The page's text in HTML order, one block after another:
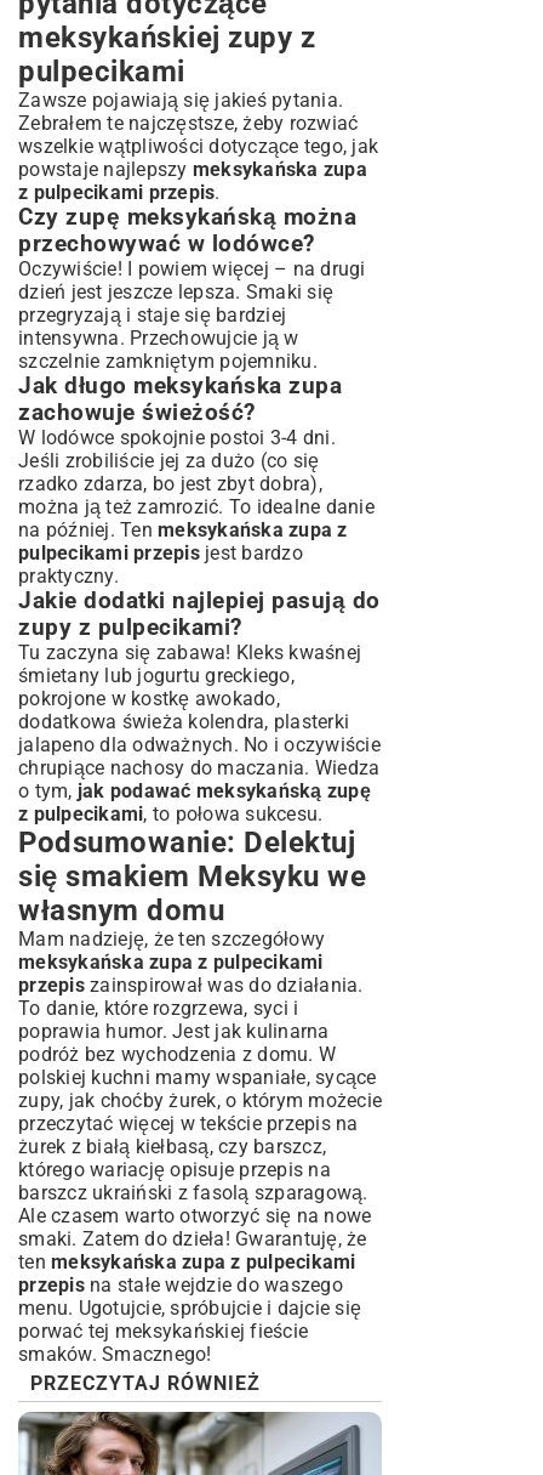
meksykańskiej zupy z
pulpecikami
Zawsze pojawiają się jakieś pytania.
Zebrałem te najczęstsze, żeby rozwiać
wszelkie wątpliwości dotyczące tego, jak
powstaje najlepszy meksykańska zupa
z pulpecikami przepis.
Czy zupę meksykańską można
przechowywać w lodówce?
Oczywiście! I powiem więcej – na drugi
dzień jest jeszcze lepsza. Smaki się
przegryzają i staje się bardziej
intensywna. Przechowujcie ją w
szczelnie zamkniętym pojemniku.
Jak długo meksykańska zupa
zachowuje świeżość?
W lodówce spokojnie postoi 3-4 dni.
Jeśli zrobiliście jej za dużo (co się
rzadko zdarza, bo jest zbyt dobra),
można ją też zamrozić. To idealne danie
na później. Ten meksykańska zupa z
pulpecikami przepisjest bardzo
praktyczny.
Jakie dodatki najlepiej pasują do
zupy z pulpecikami?
Tu zaczyna się zabawa! Kleks kwaśnej
śmietany lub jogurtu greckiego,
pokrojone w kostkę awokado,
dodatkowa świeża kolendra, plasterki
jalapeno dla odważnych. No i oczywiście
chrupiące nachosy do maczania. Wiedza
o tym, jak podawać meksykańską zupę
z pulpecikami, to połowa sukcesu.
Podsumowanie: Delektuj
się smakiem Meksyku we
własnym domu
Mam nadzieję, że ten szczegółowy
meksykańska zupa z pulpecikami
przepiszainspirował was do działania.
To danie, które rozgrzewa, syci i
poprawia humor. Jest jak kulinarna
podróż bez wychodzenia z domu. W
polskiej kuchni mamy wspaniałe, sycące
zupy, jak choćby żurek, o którym możecie
przeczytać więcej w tekście przepis na
żurek z białą kiełbasą, czy barszcz,
którego wariację opisuje przepis na
barszcz ukraiński z fasolą szparagową.
Ale czasem warto otworzyć się na nowe
smaki. Zatem do dzieła! Gwarantuję, że
ten meksykańska zupa z pulpecikami
przepisna stałe wejdzie do waszego
menu. Ugotujcie, spróbujcie i dajcie się
porwać tej meksykańskiej fieście
smaków. Smacznego!
PRZECZYTAJ RÓWNIEŻ